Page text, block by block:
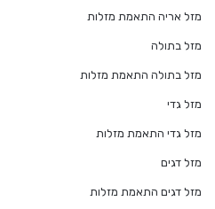
מזל אריה התאמת מזלות
מזל בתולה
מזל בתולה התאמת מזלות
מזל גדי
מזל גדי התאמת מזלות
מזל דגים
מזל דגים התאמת מזלות